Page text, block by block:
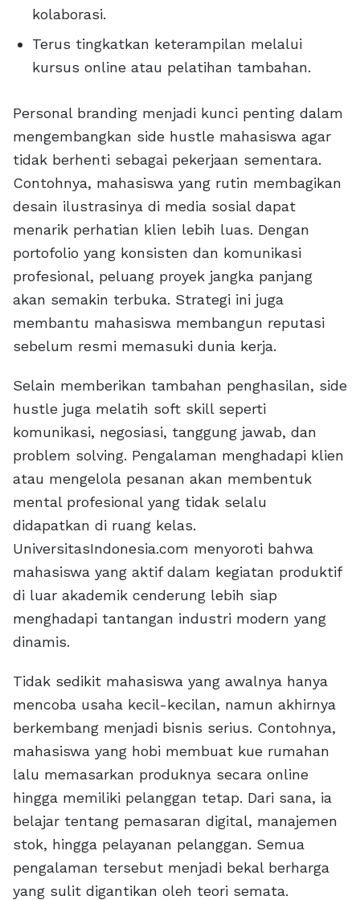
kolaborasi.
Terus tingkatkan keterampilan melalui
kursus online atau pelatihan tambahan.
Personal branding menjadi kunci penting dalam
mengembangkan side hustle mahasiswa agar
tidak berhenti sebagai pekerjaan sementara.
Contohnya, mahasiswa yang rutin membagikan
desain ilustrasinya di media sosial dapat
menarik perhatian klien lebih luas. Dengan
portofolio yang konsisten dan komunikasi
profesional, peluang proyek jangka panjang
akan semakin terbuka. Strategi ini juga
membantu mahasiswa membangun reputasi
sebelum resmi memasuki dunia kerja.
Selain memberikan tambahan penghasilan, side
hustle juga melatih soft skill seperti
komunikasi, negosiasi, tanggung jawab, dan
problem solving. Pengalaman menghadapi klien
atau mengelola pesanan akan membentuk
mental profesional yang tidak selalu
didapatkan di ruang kelas.
UniversitasIndonesia.com menyoroti bahwa
mahasiswa yang aktif dalam kegiatan produktif
di luar akademik cenderung lebih siap
menghadapi tantangan industri modern yang
dinamis.
Tidak sedikit mahasiswa yang awalnya hanya
mencoba usaha kecil-kecilan, namun akhirnya
berkembang menjadi bisnis serius. Contohnya,
mahasiswa yang hobi membuat kue rumahan
lalu memasarkan produknya secara online
hingga memiliki pelanggan tetap. Dari sana, ia
belajar tentang pemasaran digital, manajemen
stok, hingga pelayanan pelanggan. Semua
pengalaman tersebut menjadi bekal berharga
yang sulit digantikan oleh teori semata.